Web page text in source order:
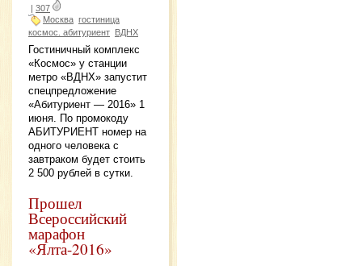
| 307
Москва гостиница
космос. абитуриент ВДНХ
Гостиничный комплекс
«Космос» у станции
метро «ВДНХ» запустит
спецпредложение
«Абитуриент — 2016» 1
июня. По промокоду
АБИТУРИЕНТ номер на
одного человека с
завтраком будет стоить
2 500 рублей в сутки.
Прошел
Всероссийский
марафон
«Ялта-2016»